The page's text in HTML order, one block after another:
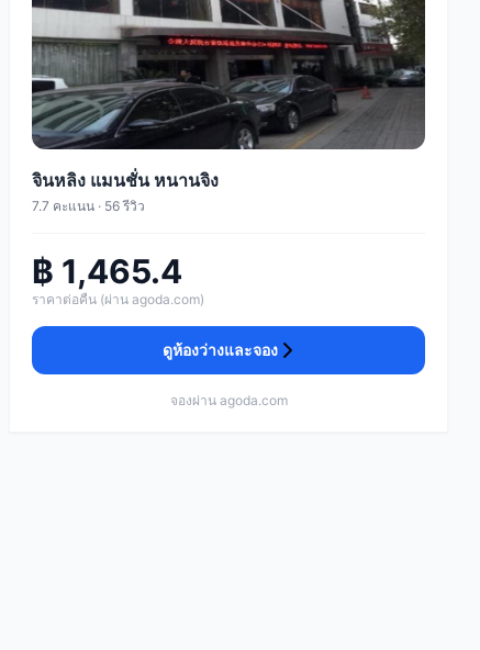
จินหลิง แมนชั่น หนานจิง
7.7 คะแนน · 56 รีวิว
฿ 1,465.4
ราคาต่อคืน (ผ่าน agoda.com)
ดูห้องว่างและจอง
จองผ่าน agoda.com